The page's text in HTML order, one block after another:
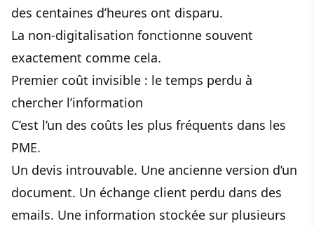
des centaines d’heures ont disparu.
La non-digitalisation fonctionne souvent
exactement comme cela.
Premier coût invisible : le temps perdu à
chercher l’information
C’est l’un des coûts les plus fréquents dans les
PME.
Un devis introuvable. Une ancienne version d’un
document. Un échange client perdu dans des
emails. Une information stockée sur plusieurs